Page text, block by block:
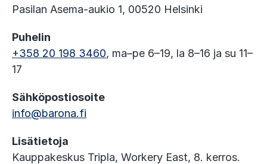
Pasilan Asema-aukio 1, 00520 Helsinki
Puhelin
+358 20 198 3460, ma–pe 6–19, la 8–16 ja su 11–
17
Sähköpostiosoite
info@barona.fi
Lisätietoja
Kauppakeskus Tripla, Workery East, 8. kerros.